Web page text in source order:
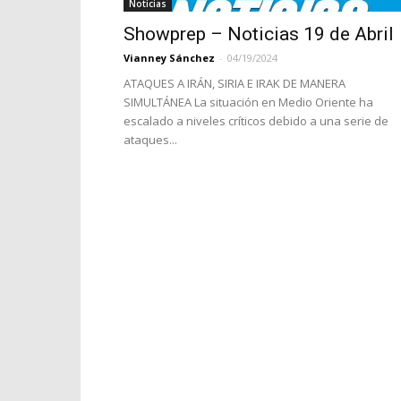
Noticias
Showprep – Noticias 19 de Abril
Vianney Sánchez - 04/19/2024
ATAQUES A IRÁN, SIRIA E IRAK DE MANERA
SIMULTÁNEA La situación en Medio Oriente ha
escalado a niveles críticos debido a una serie de
ataques...